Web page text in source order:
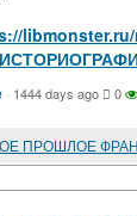
· 1444 days ago 0